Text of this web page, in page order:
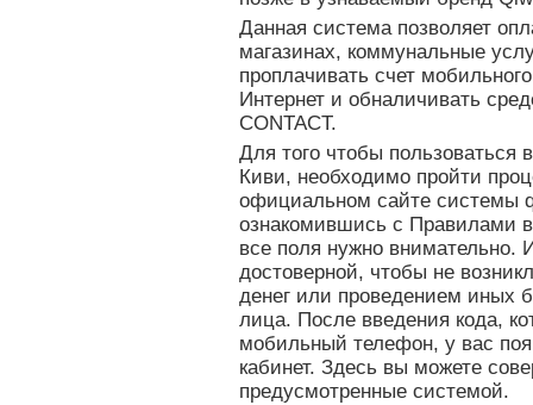
Данная система позволяет
магазинах, коммунальные
проплачивать счет
Интернет и обналичивать
CONTACT.
Для того чтобы
Киви, необходимо пройти
официальном сайте системы
ознакомившись с Правилами
все поля нужно
достоверной, чтобы не
денег или проведением иных
лица. После введения кода,
мобильный телефон, у вас
кабинет. Здесь вы можете
предусмотренные системой.